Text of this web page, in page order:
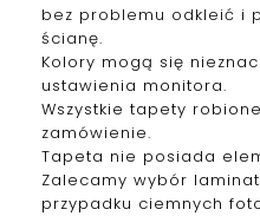
bez problemu odkleić i
ścianę.
Kolory mogą się
ustawienia monitora.
Wszystkie tapety
zamówienie.
Tapeta nie posiada
Zalecamy wybór
przypadku ciemnych